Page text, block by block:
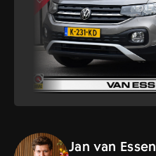
Jan van Essen